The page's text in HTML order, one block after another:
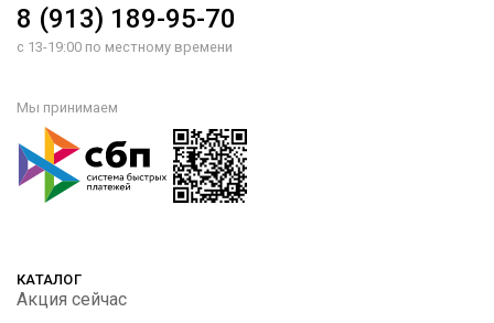
8 (913) 189-95-70
с 13-19:00 по местному времени
Мы принимаем
КАТАЛОГ
Акция сейчас